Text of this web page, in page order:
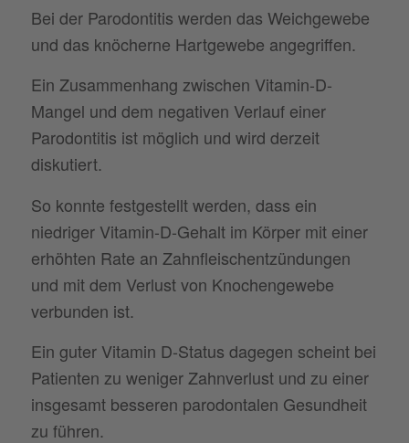
Bei der Parodontitis werden das Weichgewebe
und das knöcherne Hartgewebe angegriffen.
Ein Zusammenhang zwischen Vitamin-D-
Mangel und dem negativen Verlauf einer
Parodontitis ist möglich und wird derzeit
diskutiert.
So konnte festgestellt werden, dass ein
niedriger Vitamin-D-Gehalt im Körper mit einer
erhöhten Rate an Zahnfleischentzündungen
und mit dem Verlust von Knochengewebe
verbunden ist.
Ein guter Vitamin D-Status dagegen scheint bei
Patienten zu weniger Zahnverlust und zu einer
insgesamt besseren parodontalen Gesundheit
zu führen.